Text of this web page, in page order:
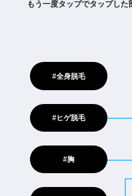
もう一度タップでタップした
#全身脱毛
#ヒゲ脱毛
#胸